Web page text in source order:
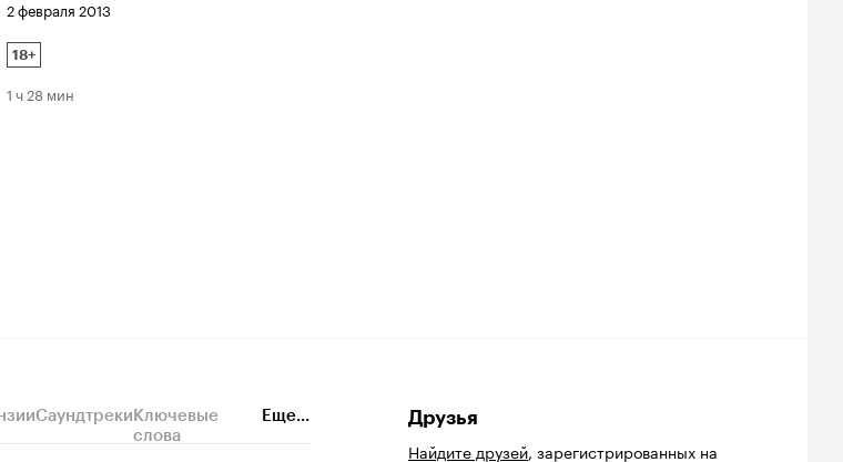
2 февраля 2013
18+
1 ч 28 мин
СаундтрекиКлючевые
слова
Еще...
Друзья
Найдите друзей, зарегистрированных на